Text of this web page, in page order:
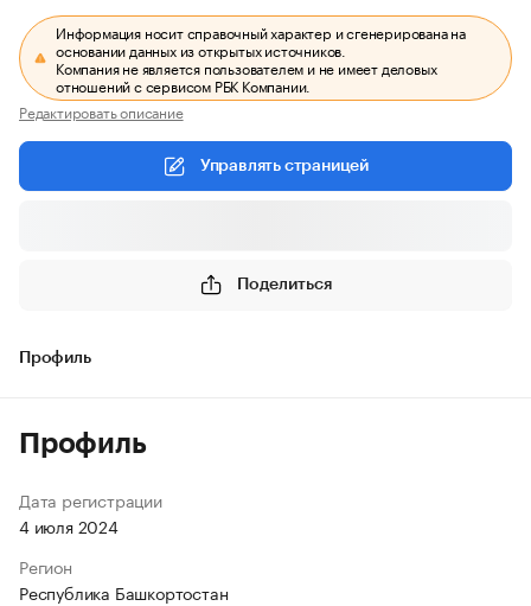
Информация носит справочный характер и сгенерирована на
основании данных из открытых источников.
Компания не является пользователем и не имеет деловых
отношений с сервисом РБК Компании.
Редактировать описание
Управлять страницей
Поделиться
Профиль
Профиль
Дата регистрации
4 июля 2024
Регион
Республика Башкортостан